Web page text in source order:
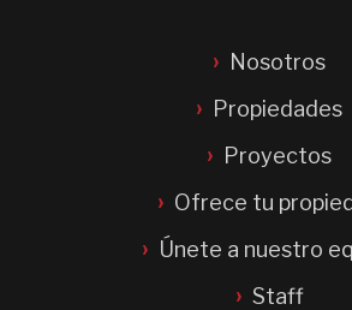
Nosotros
Propiedades
Proyectos
Ofrece tu
Únete a nuestro
Staff